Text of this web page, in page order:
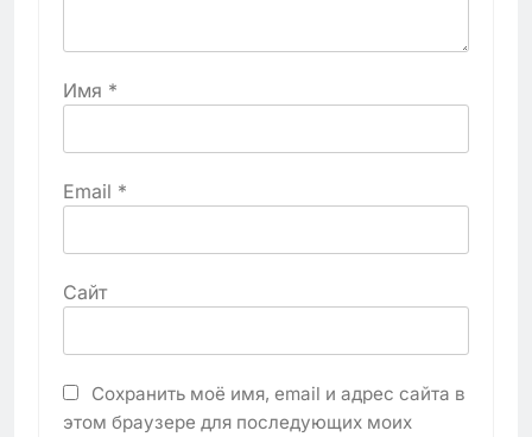
Имя *
Email *
Сайт
Сохранить моё имя, email и адрес сайта в
этом браузере для последующих моих